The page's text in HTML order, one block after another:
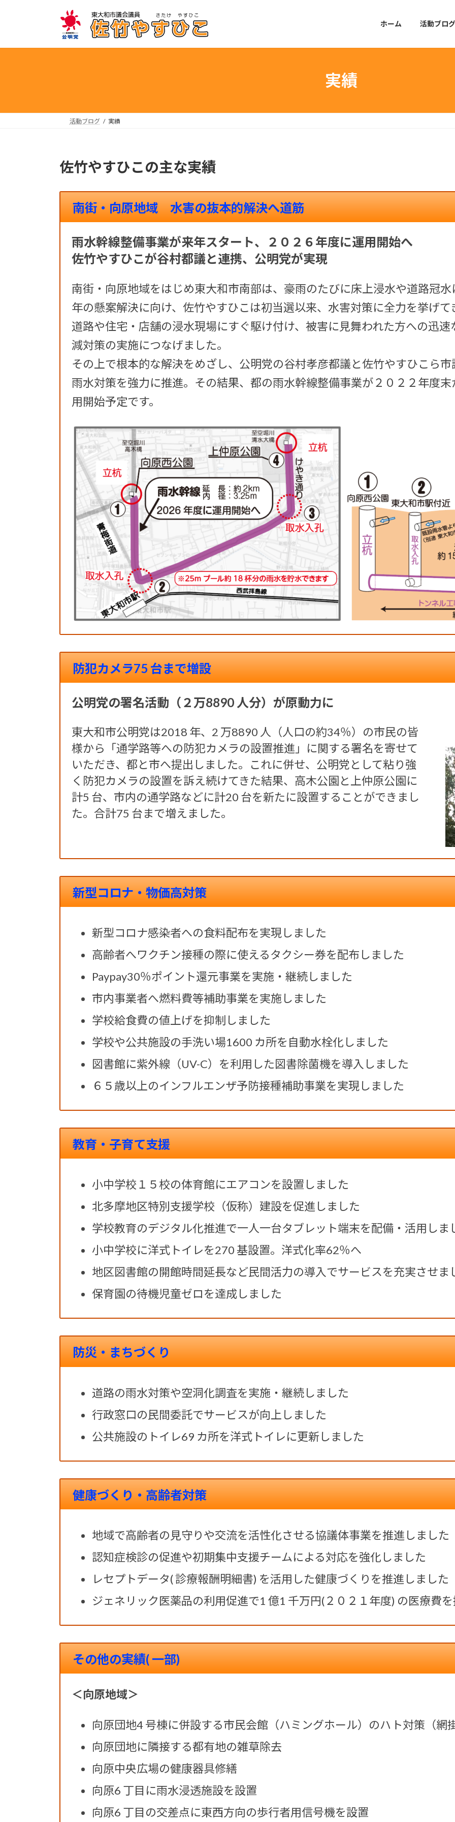
プ
動
ホーム 活動ブログ
実績
活動ブログ 実績
佐竹やすひこの主な実績
南街・向原地域 水害の抜本的解決へ道筋
雨水幹線整備事業が来年スタート、２０２６年度に運用開始へ
佐竹やすひこが谷村都議と連携、公明党が実現
南街・向原地域をはじめ東大和市南部は、豪雨のたびに床上浸水や道路冠
年の懸案解決に向け、佐竹やすひこは初当選以来、水害対策に全力を挙げて
道路や住宅・店舗の浸水現場にすぐ駆け付け、被害に見舞われた方への迅
減対策の実施につなげました。
その上で根本的な解決をめざし、公明党の谷村孝彦都議と佐竹やすひこら市
雨水対策を強力に推進。その結果、都の雨水幹線整備事業が２０２２年度
用開始予定です。
防犯カメラ75 台まで増設
公明党の署名活動（２万8890 人分）が原動力に
東大和市公明党は2018 年、2 万8890 人（人口の約34％）の市民の皆
様から「通学路等への防犯カメラの設置推進」に関する署名を寄せて
いただき、都と市へ提出しました。これに併せ、公明党として粘り強
く防犯カメラの設置を訴え続けてきた結果、高木公園と上仲原公園に
計5 台、市内の通学路などに計20 台を新たに設置することができまし
た。合計75 台まで増えました。
新型コロナ・物価高対策
新型コロナ感染者への食料配布を実現しました
高齢者へワクチン接種の際に使えるタクシー券を配布しました
Paypay30％ポイント還元事業を実施・継続しました
市内事業者へ燃料費等補助事業を実施しました
学校給食費の値上げを抑制しました
学校や公共施設の手洗い場1600 カ所を自動水栓化しました
図書館に紫外線（UV-C）を利用した図書除菌機を導入しました
６５歳以上のインフルエンザ予防接種補助事業を実現しました
教育・子育て支援
小中学校１５校の体育館にエアコンを設置しました
北多摩地区特別支援学校（仮称）建設を促進しました
学校教育のデジタル化推進で一人一台タブレット端末を配備・活用しま
小中学校に洋式トイレを270 基設置。洋式化率62％へ
地区図書館の開館時間延長など民間活力の導入でサービスを充実させま
保育園の待機児童ゼロを達成しました
防災・まちづくり
道路の雨水対策や空洞化調査を実施・継続しました
行政窓口の民間委託でサービスが向上しました
公共施設のトイレ69 カ所を洋式トイレに更新しました
健康づくり・高齢者対策
地域で高齢者の見守りや交流を活性化させる協議体事業を推進しました
認知症検診の促進や初期集中支援チームによる対応を強化しました
レセプトデータ( 診療報酬明細書) を活用した健康づくりを推進しました
ジェネリック医薬品の利用促進で1 億1 千万円(２０２１年度) の医療費
その他の実績( 一部)
＜向原地域＞
向原団地4 号棟に併設する市民会館（ハミングホール）のハト対策（網掛
向原団地に隣接する都有地の雑草除去
向原中央広場の健康器具修繕
向原6 丁目に雨水浸透施設を設置
向原6 丁目の交差点に東西方向の歩行者用信号機を設置